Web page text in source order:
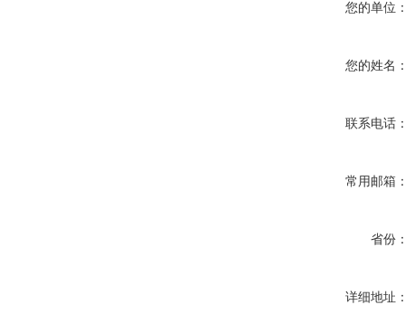
您的单位
您的姓名
联系电话
常用邮箱
省份
详细地址